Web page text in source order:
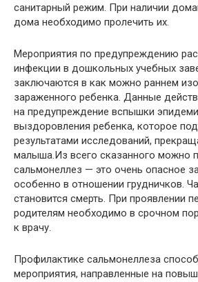
санитарный режим. При наличии
дома необходимо пролечить их.
Мероприятия по предупреждению
инфекции в дошкольных учебных
заключаются в как можно раннем
зараженного ребенка. Данные
на предупреждение вспышки
выздоровления ребенка, которое
результатами исследований,
малыша.Из всего сказанного можно
сальмонеллез — это очень опасное
особенно в отношении грудничков.
становится смерть. При проявлении
родителям необходимо в срочном
к врачу.
Профилактике сальмонеллеза
мероприятия, направленные на